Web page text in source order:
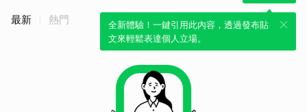
全新體驗！一鍵引用此內容，透過發布貼
文來輕鬆表達個人立場。
最新 熱門